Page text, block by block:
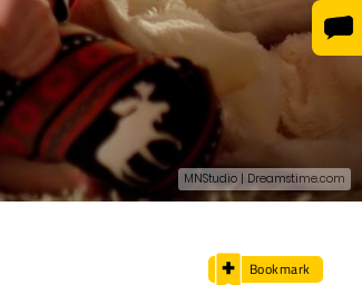
MNStudio | Dreamstime.com
Bookmark